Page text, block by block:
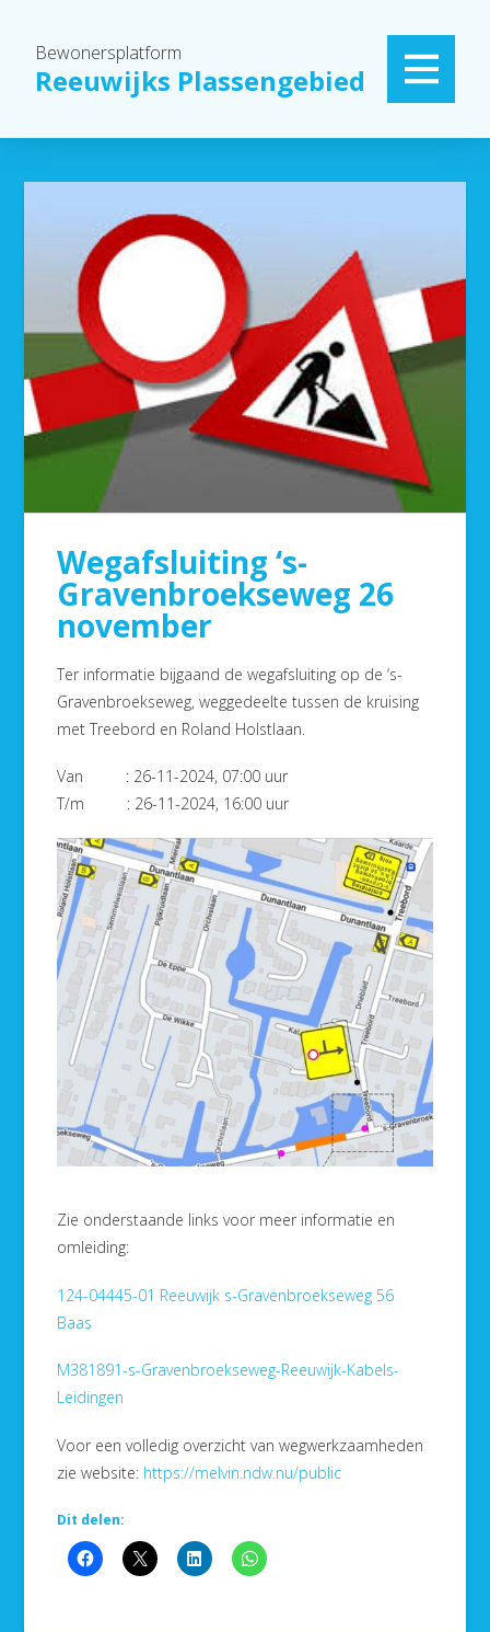
Bewonersplatform
Reeuwijks Plassengebied
Wegafsluiting ‘s-
Gravenbroekseweg 26
november
Ter informatie bijgaand de wegafsluiting op de ‘s-
Gravenbroekseweg, weggedeelte tussen de kruising
met Treebord en Roland Holstlaan.
Van : 26-11-2024, 07:00 uur
T/m : 26-11-2024, 16:00 uur
Zie onderstaande links voor meer informatie en
omleiding:
124-04445-01 Reeuwijk s-Gravenbroekseweg 56
Baas
M381891-s-Gravenbroekseweg-Reeuwijk-Kabels-
Leidingen
Voor een volledig overzicht van wegwerkzaamheden
zie website: https://melvin.ndw.nu/public
Dit delen: